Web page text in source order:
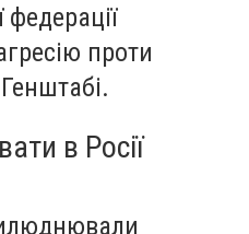
проти
в Росії